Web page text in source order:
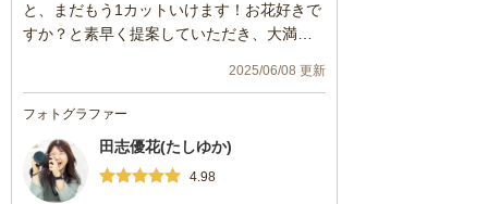
と、まだもう1カットいけます！お花好きで
すか？と素早く提案していただき、大満足
2025/06/08 更新
フォトグラファー
田志優花(たしゆか)
4.98